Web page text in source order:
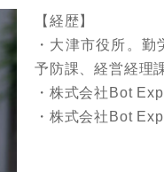
【経歴】
・大津市役所。
予防課、経営経理
・株式会社Bot
・株式会社Bot